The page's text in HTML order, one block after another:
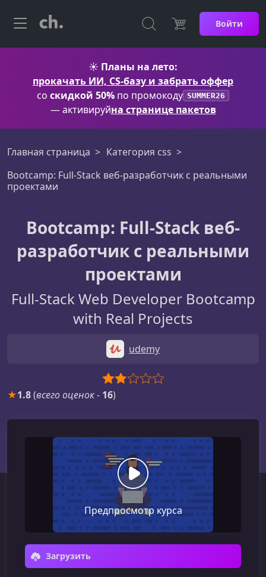
Войти
☀️ Планы на лето:
прокачать ИИ, CS-базу и забрать оффер
со скидкой 50% по промокоду SUMMER26
— активируйна странице пакетов
Главная страница
Категория css
Bootcamp: Full-Stack веб-разработчик с реальными
проектами
Bootcamp: Full-Stack веб-
разработчик с реальными
проектами
Full-Stack Web Developer Bootcamp
with Real Projects
udemy
★1.8(всего оценок- 16)
Предпросмотр курса
Загрузить